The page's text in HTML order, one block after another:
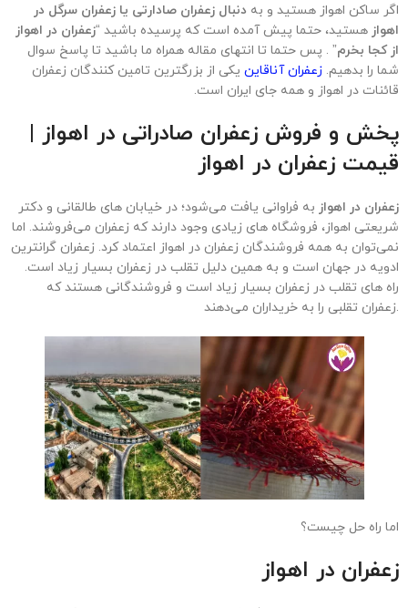
اگر ساکن اهواز هستید و به دنبال زعفران صادارتی یا زعفران سرگل در
اهواز هستید، حتما پیش آمده است که پرسیده باشید “زعفران در اهواز
از کجا بخرم” . پس حتما تا انتهای مقاله همراه ما باشید تا پاسخ سوال
شما را بدهیم. زعفران آناقاین یکی از بزرگترین تامین کنندگان زعفران
قائنات در اهواز و همه جای ایران است.
پخش و فروش زعفران صادراتی در اهواز |
قیمت زعفران در اهواز
زعفران در اهواز به فراوانی یافت می‌شود؛ در خیابان های طالقانی و دکتر
شریعتی اهواز، فروشگاه های زیادی وجود دارند که زعفران می‌فروشند. اما
نمی‌توان به همه فروشندگان زعفران در اهواز اعتماد کرد. زعفران گرانترین
ادویه در جهان است و به همین دلیل تقلب در زعفران بسیار زیاد است.
راه های تقلب در زعفران بسیار زیاد است و فروشندگانی هستند که
زعفران تقلبی را به خریداران می‌دهند.
اما راه حل چیست؟
زعفران در اهواز